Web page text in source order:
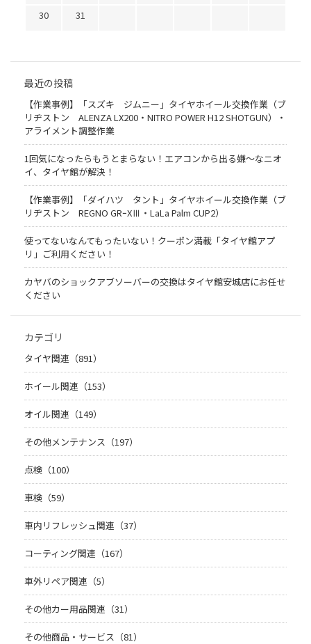
30 31
最近の投稿
【作業事例】「スズキ ジムニー」タイヤホイール交換作業（ブ
リヂストン ALENZA LX200・NITRO POWER H12 SHOTGUN）・
アライメント調整作業
1回気になったらもうとまらない！エアコンから出る嫌〜なニオ
イ、タイヤ館が解決！
【作業事例】「ダイハツ タント」タイヤホイール交換作業（ブ
リヂストン REGNO GRｰXⅢ・LaLa Palm CUP2）
使ってないなんてもったいない！クーポン満載「タイヤ館アプ
リ」ご利用ください！
カヤバのショックアブソーバーの交換はタイヤ館安城店にお任せ
ください
カテゴリ
タイヤ関連（891）
ホイール関連（153）
オイル関連（149）
その他メンテナンス（197）
点検（100）
車検（59）
車内リフレッシュ関連（37）
コーティング関連（167）
車外リペア関連（5）
その他カー用品関連（31）
その他商品・サービス（81）